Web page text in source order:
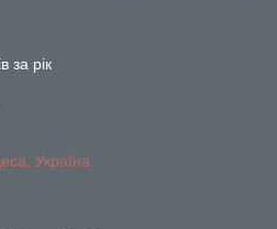
за рік
Україна